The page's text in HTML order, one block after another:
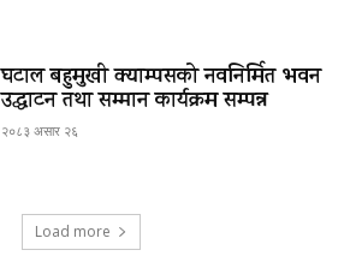
घटाल बहुमुखी क्याम्पसको नवनिर्मित भवन
उद्घाटन तथा सम्मान कार्यक्रम सम्पन्न
२०८३ असार २६
Load more